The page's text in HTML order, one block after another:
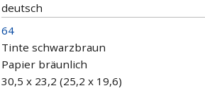
deutsch
64
Tinte schwarzbraun
Papier bräunlich
30,5 x 23,2 (25,2 x 19,6)